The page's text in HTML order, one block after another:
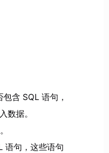
含 SQL 语句，
数据。
语句，这些语句